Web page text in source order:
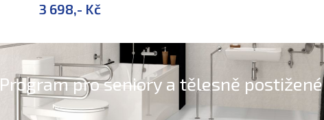
3 698,- Kč
Program pro seniory a tělesně postižené